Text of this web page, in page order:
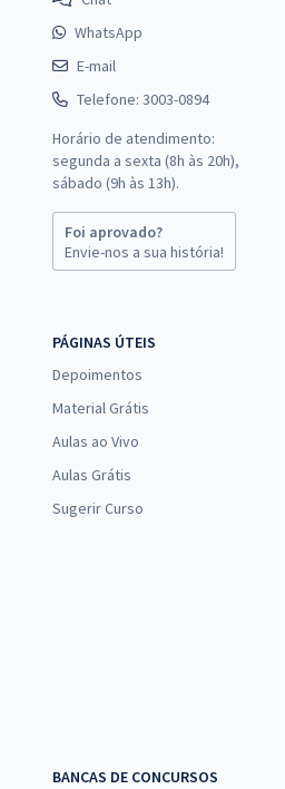
WhatsApp
E-mail
Telefone: 3003-0894
Horário de atendimento:
segunda a sexta (8h às 20h),
sábado (9h às 13h).
Foi aprovado?
Envie-nos a sua história!
PÁGINAS ÚTEIS
Depoimentos
Material Grátis
Aulas ao Vivo
Aulas Grátis
Sugerir Curso
BANCAS DE CONCURSOS